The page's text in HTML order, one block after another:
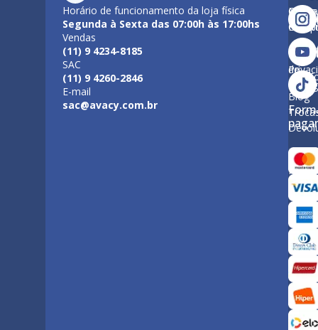
Horário de funcionamento da loja física
Segunda à Sexta das 07:00h às 17:00hs
Vendas
(11) 9 4234-8185
SAC
(11) 9 4260-2846
E-mail
sac@avacy.com.br
Como
Política
de
Nossa
Blog